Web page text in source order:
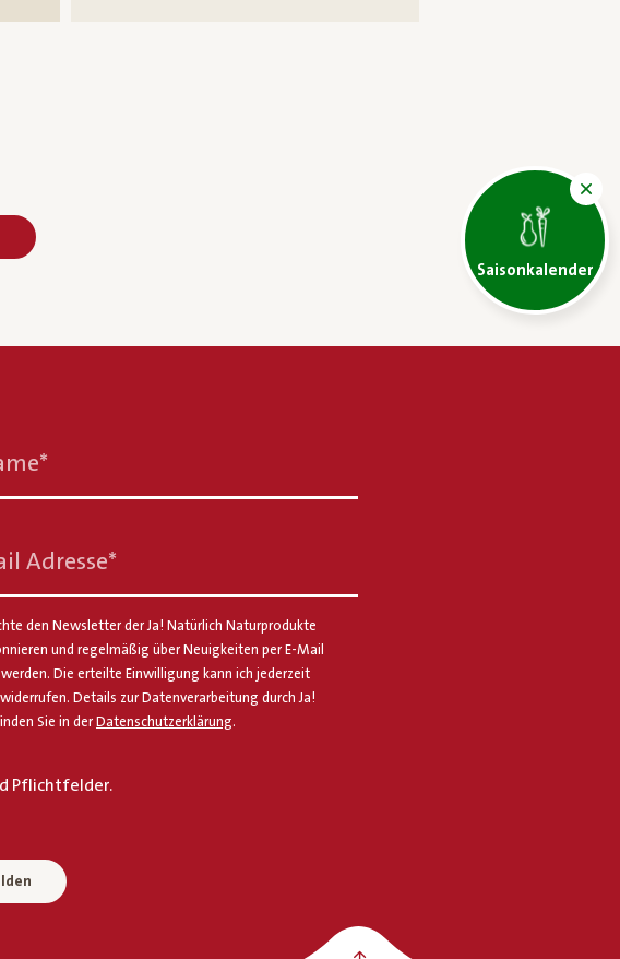
Saisonkalender
*
Adresse*
den Newsletter der Ja! Natürlich Naturprodukte
und regelmäßig über Neuigkeiten per E-Mail
Die erteilte Einwilligung kann ich jederzeit
Details zur Datenverarbeitung durch Ja!
Sie in der Datenschutzerklärung.
Pflichtfelder.